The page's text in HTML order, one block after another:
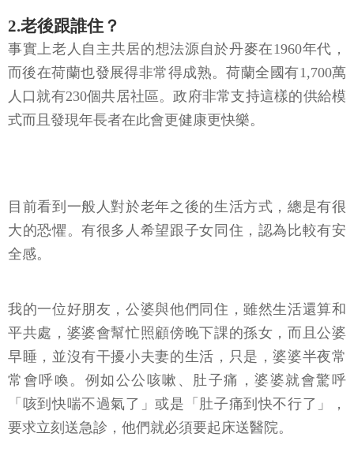
2.老後跟誰住？
事實上老人自主共居的想法源自於丹麥在1960年代，
而後在荷蘭也發展得非常得成熟。荷蘭全國有1,700萬
人口就有230個共居社區。政府非常支持這樣的供給模
式而且發現年長者在此會更健康更快樂。
目前看到一般人對於老年之後的生活方式，總是有很
大的恐懼。有很多人希望跟子女同住，認為比較有安
全感。
我的一位好朋友，公婆與他們同住，雖然生活還算和
平共處，婆婆會幫忙照顧傍晚下課的孫女，而且公婆
早睡，並沒有干擾小夫妻的生活，只是，婆婆半夜常
常會呼喚。例如公公咳嗽、肚子痛，婆婆就會驚呼
「咳到快喘不過氣了」或是「肚子痛到快不行了」，
要求立刻送急診，他們就必須要起床送醫院。